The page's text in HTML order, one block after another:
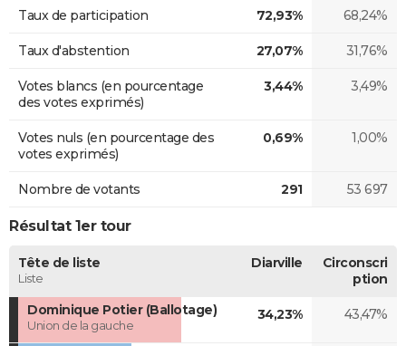
Taux de participation 72,93% 68,24%
Taux d'abstention 27,07% 31,76%
Votes blancs (en pourcentage
des votes exprimés)
3,44% 3,49%
Votes nuls (en pourcentage des
votes exprimés)
0,69% 1,00%
Nombre de votants 291 53 697
Résultat 1er tour
Tête de liste
Liste
Diarville
Circonscri
ption
Dominique Potier (Ballotage)
Union de la gauche
34,23% 43,47%